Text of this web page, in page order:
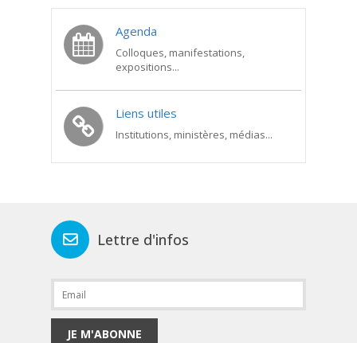
Agenda
Colloques, manifestations,
expositions...
Liens utiles
Institutions, ministères, médias...
Lettre d'infos
JE M'ABONNE